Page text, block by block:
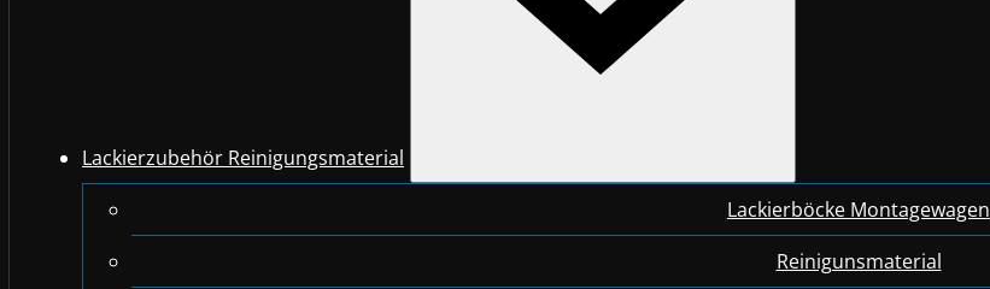
Lackierzubehör Reinigungsmaterial
Lackierböcke Montagewagen
Reinigunsmaterial